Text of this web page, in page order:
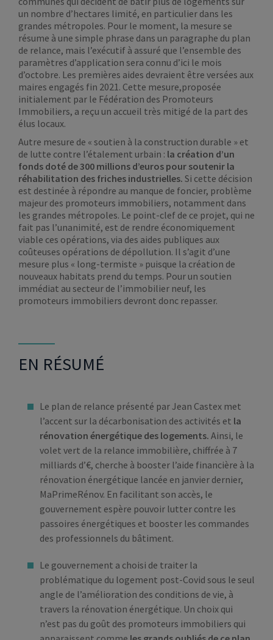
un nombre d’hectares limité, en particulier dans les
grandes métropoles. Pour le moment, la mesure se
résume à une simple phrase dans un paragraphe du plan
de relance, mais l’exécutif à assuré que l’ensemble des
paramètres d’application sera connu d’ici le mois
d’octobre. Les premières aides devraient être versées aux
maires engagés fin 2021. Cette mesure,proposée
initialement par le Fédération des Promoteurs
Immobiliers, a reçu un accueil très mitigé de la part des
élus locaux.
Autre mesure de « soutien à la construction durable » et
de lutte contre l’étalement urbain : la création d’un
fonds doté de 300 millions d’euros pour soutenir la
réhabilitation des friches industrielles. Si cette décision
est destinée à répondre au manque de foncier, problème
majeur des promoteurs immobiliers, notamment dans
les grandes métropoles. Le point-clef de ce projet, qui ne
fait pas l’unanimité, est de rendre économiquement
viable ces opérations, via des aides publiques aux
coûteuses opérations de dépollution. Il s’agit d’une
mesure plus « long-termiste » puisque la création de
nouveaux habitats prend du temps. Pour un soutien
immédiat au secteur de l’immobilier neuf, les
promoteurs immobiliers devront donc repasser.
EN RÉSUMÉ
Le plan de relance présenté par Jean Castex met
l’accent sur la décarbonisation des activités et la
rénovation énergétique des logements. Ainsi, le
volet vert de la relance immobilière, chiffrée à 7
milliards d’€, cherche à booster l’aide financière à la
rénovation énergétique lancée en janvier dernier,
MaPrimeRénov. En facilitant son accès, le
gouvernement espère pouvoir lutter contre les
passoires énergétiques et booster les commandes
des professionnels du bâtiment.
Le gouvernement a choisi de traiter la
problématique du logement post-Covid sous le seul
angle de l’amélioration des conditions de vie, à
travers la rénovation énergétique. Un choix qui
n’est pas du goût des promoteurs immobiliers qui